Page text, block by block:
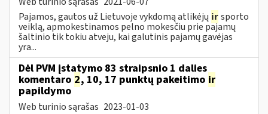
Pajamos, gautos už Lietuvoje vykdomą atlikėjų irsporto
veiklą, apmokestinamos pelno mokesčiu prie pajamų
šaltinio tik tokiu atveju, kai galutinis pajamų gavėjas
yra...
Dėl PVM įstatymo 83 straipsnio 1 dalies
komentaro 2, 10, 17 punktų pakeitimo ir
papildymo
Web turinio sąrašas 2023-01-03